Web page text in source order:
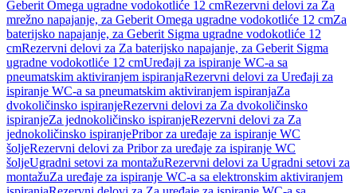
Geberit Omega ugradne vodokotliće 12 cmRezervni delovi za Za
mrežno napajanje, za Geberit Omega ugradne vodokotliće 12 cmZa
baterijsko napajanje, za Geberit Sigma ugradne vodokotliće 12
cmRezervni delovi za Za baterijsko napajanje, za Geberit Sigma
ugradne vodokotliće 12 cmUređaji za ispiranje WC-a sa
pneumatskim aktiviranjem ispiranjaRezervni delovi za Uređaji za
ispiranje WC-a sa pneumatskim aktiviranjem ispiranjaZa
dvokoličinsko ispiranjeRezervni delovi za Za dvokoličinsko
ispiranjeZa jednokoličinsko ispiranjeRezervni delovi za Za
jednokoličinsko ispiranjePribor za uređaje za ispiranje WC
šoljeRezervni delovi za Pribor za uređaje za ispiranje WC
šoljeUgradni setovi za montažuRezervni delovi za Ugradni setovi za
montažuZa uređaje za ispiranje WC-a sa elektronskim aktiviranjem